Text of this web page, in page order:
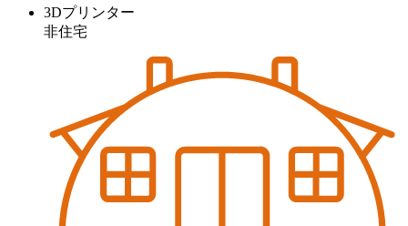
3Dプリンター
非住宅